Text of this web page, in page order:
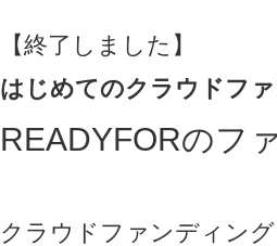
【終了しました】
はじめてのクラウドフ
READYFORの
クラウドファンディン